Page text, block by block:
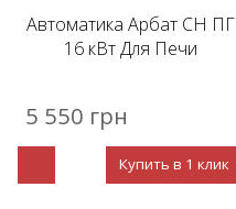
Автоматика Арбат СН ПГ
16 кВт Для Печи
5 550 грн
Купить в 1 клик